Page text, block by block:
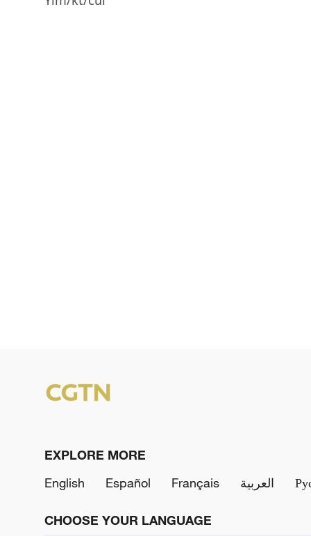
EXPLORE MORE
English
Español Français العربية
CHOOSE YOUR LANGUAGE